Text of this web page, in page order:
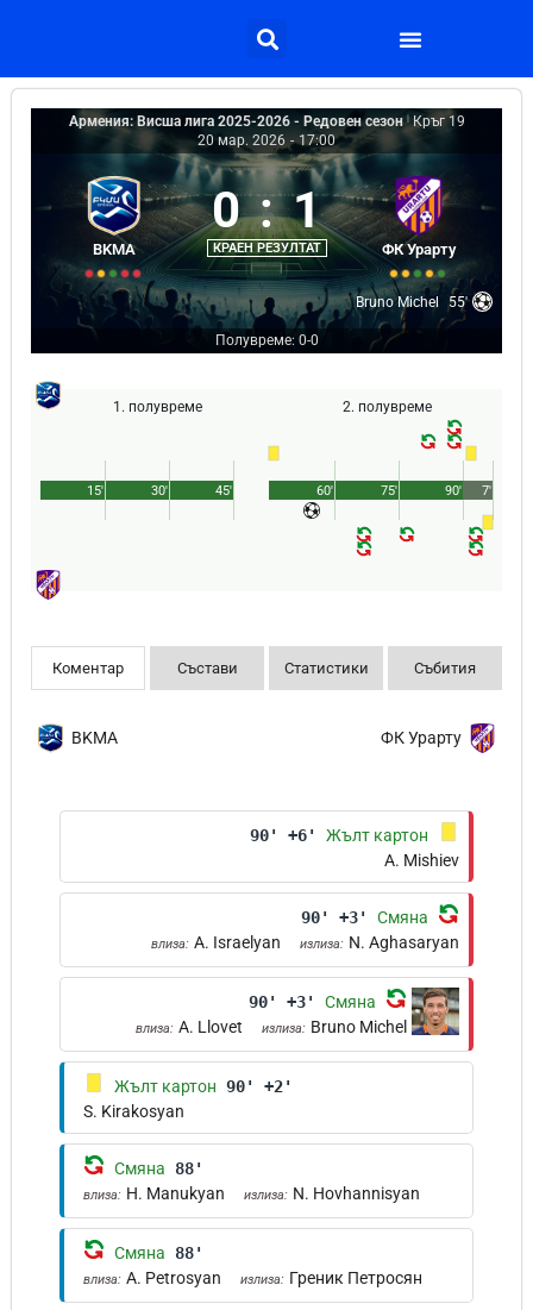
Армения: Висша лига 2025-2026 - Редовен сезон | Кръг 19
20 мар. 2026 - 17:00
BKMA
0 : 1
КРАЕН РЕЗУЛТАТ ФК Урарту
Bruno Michel 55'
Полувреме: 0-0
1. полувреме
45'
15' 30'
2. полувреме
90'
60' 75' 7'
Коментар Състави Статистики Събития
BKMA ФК Урарту
90' +6'
Жълт картон
A. Mishiev
90' +3' Смяна
влиза: A. Israelyan излиза: N. Aghasaryan
90' +3' Смяна
влиза: A. Llovet излиза: Bruno Michel
Жълт картон 90' +2'
S. Kirakosyan
Смяна 88'
влиза: H. Manukyan излиза: N. Hovhannisyan
Смяна 88'
влиза: A. Petrosyan излиза: Греник Петросян